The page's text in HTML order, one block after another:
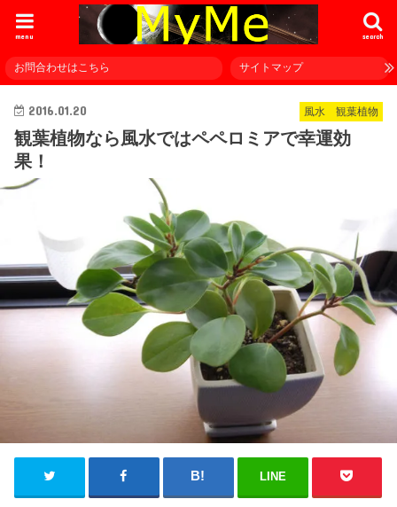
search
menu
お問合わせはこちら サイトマップ
風水 観葉植物
2016.01.20
観葉植物なら風水ではペペロミアで幸運効
果！
LINE